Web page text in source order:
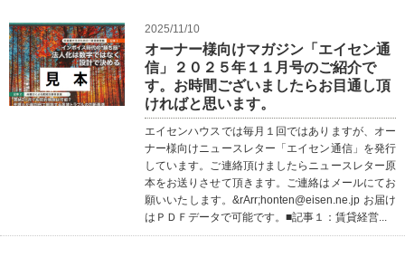
2025/11/10
オーナー様向けマガジン「エイセン通
信」２０２５年１１月号のご紹介で
す。お時間ございましたらお目通し頂
ければと思います。
エイセンハウスでは毎月１回ではありますが、オー
ナー様向けニュースレター「エイセン通信」を発行
しています。ご連絡頂けましたらニュースレター原
本をお送りさせて頂きます。ご連絡はメールにてお
願いいたします。&rArr;honten@eisen.ne.jp お届け
はＰＤＦデータで可能です。■記事１：賃貸経営...